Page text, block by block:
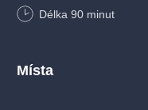
Délka 90 minut
Místa